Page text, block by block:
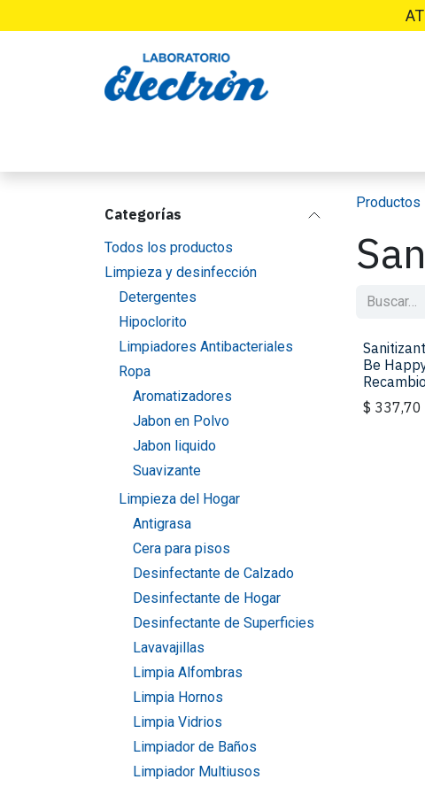
Categorías
Todos los productos
Limpieza y desinfección
Detergentes
Hipoclorito
Limpiadores Antibacteriales
Ropa
Aromatizadores
Jabon en Polvo
Jabon liquido
Suavizante
Limpieza del Hogar
Antigrasa
Cera para pisos
Desinfectante de Calzado
Desinfectante de Hogar
Desinfectante de Superficies
Lavavajillas
Limpia Alfombras
Limpia Hornos
Limpia Vidrios
Limpiador de Baños
Limpiador Multiusos
Productos
Be
Recambio
$ 337,70